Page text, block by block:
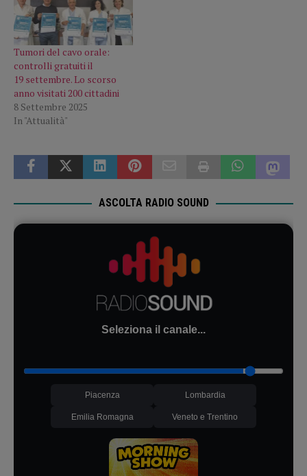
Tumori del cavo orale:
controlli gratuiti il
19 settembre. Lo scorso
anno visitati 200 cittadini
8 Settembre 2025
In "Attualità"
ASCOLTA RADIO SOUND
Seleziona il canale...
Piacenza Lombardia
Emilia Romagna Veneto e Trentino